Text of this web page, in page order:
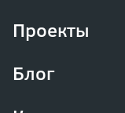
Проекты
Блог